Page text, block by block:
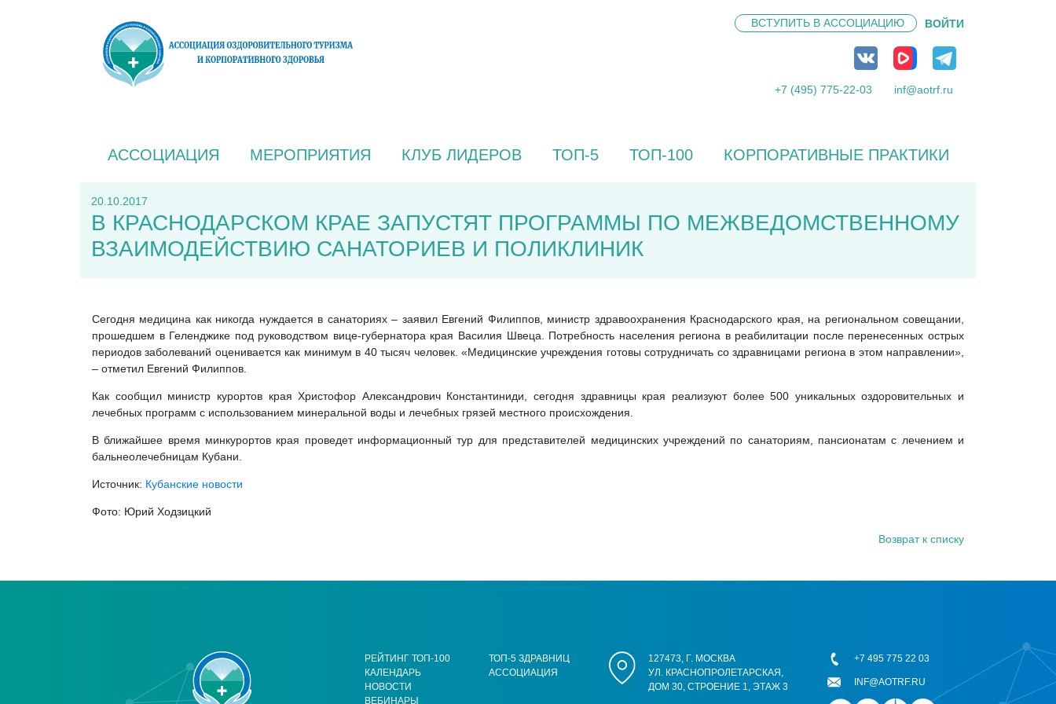
ВСТУПИТЬ В АССОЦИАЦИЮ ВОЙТИ
+7 (495) 775-22-03 inf@aotrf.ru
АССОЦИАЦИЯ МЕРОПРИЯТИЯ КЛУБ ЛИДЕРОВ ТОП-5 ТОП-100 КОРПОРАТИВНЫЕ ПРАКТИКИ
20.10.2017
В КРАСНОДАРСКОМ КРАЕ ЗАПУСТЯТ ПРОГРАММЫ ПО МЕЖВЕДОМСТВЕННОМУ
ВЗАИМОДЕЙСТВИЮ САНАТОРИЕВ И ПОЛИКЛИНИК
Сегодня медицина как никогда нуждается в санаториях – заявил Евгений Филиппов, министр здравоохранения Краснодарского края, на региональном совещании,
прошедшем в Геленджике под руководством вице-губернатора края Василия Швеца. Потребность населения региона в реабилитации после перенесенных острых
периодов заболеваний оценивается как минимум в 40 тысяч человек. «Медицинские учреждения готовы сотрудничать со здравницами региона в этом направлении»,
– отметил Евгений Филиппов.
Как сообщил министр курортов края Христофор Александрович Константиниди, сегодня здравницы края реализуют более 500 уникальных оздоровительных и
лечебных программ с использованием минеральной воды и лечебных грязей местного происхождения.
В ближайшее время минкурортов края проведет информационный тур для представителей медицинских учреждений по санаториям, пансионатам с лечением и
бальнеолечебницам Кубани.
Источник: Кубанские новости
Фото: Юрий Ходзицкий
Возврат к списку
РЕЙТИНГ ТОП-100
КАЛЕНДАРЬ
НОВОСТИ
ВЕБИНАРЫ
ТОП-5 ЗДРАВНИЦ
АССОЦИАЦИЯ
127473, Г. МОСКВА
УЛ. КРАСНОПРОЛЕТАРСКАЯ,
ДОМ 30, СТРОЕНИЕ 1, ЭТАЖ 3
+7 495 775 22 03
INF@AOTRF.RU